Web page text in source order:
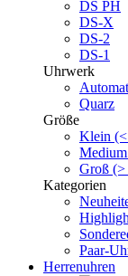
DS PH
DS-X
DS-2
DS-1
Uhrwerk
Quarz
Größe
Klein
Groß (>
Kategorien
Paar-
Herrenuhren